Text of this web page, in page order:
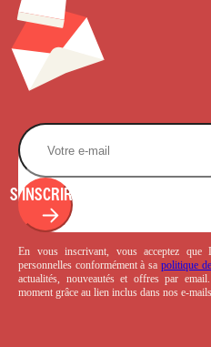
S'INSCRIRE
En vous inscrivant, vous acceptez que
personnelles conformément à sa politique
actualités, nouveautés et offres par
moment grâce au lien inclus dans nos e-mails.